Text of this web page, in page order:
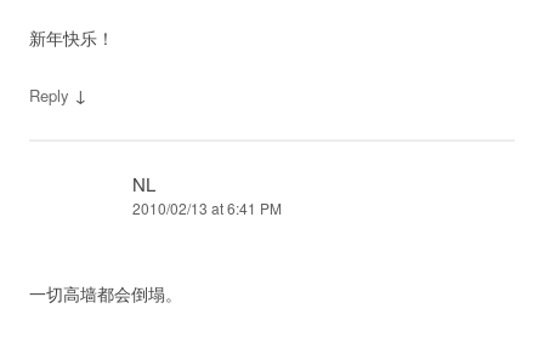
新年快乐！
Reply ↓
NL
2010/02/13 at 6:41 PM
一切高墙都会倒塌。